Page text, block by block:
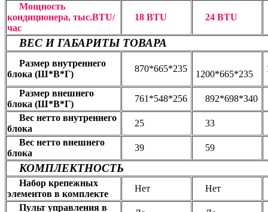
Мощность
кондиционера, тыс.BTU/
час
18 BTU 24 BTU
ВЕС И ГАБАРИТЫ ТОВАРА
Размер внутреннего
блока (Ш*В*Г)
870*665*235
1200*665*235
Размер внешнего
блока (Ш*В*Г)
761*548*256 892*698*340
Вес нетто внутреннего
блока
25 33
Вес нетто внешнего
блока
39 59
КОМПЛЕКТНОСТЬ
Набор крепежных
элементов в комплекте
Нет Нет
Пульт управления в